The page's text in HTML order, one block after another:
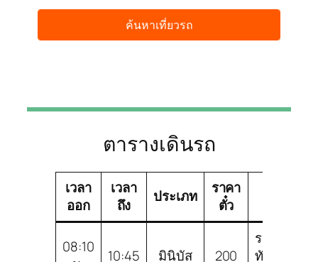
ตารางเดินรถ
เวลา
ออก
เวลา
ถึง
ประเภท
ราคา
ตั๋ว
08:10
10:45 มินิบัส 200
ระยอง
ทัวร์